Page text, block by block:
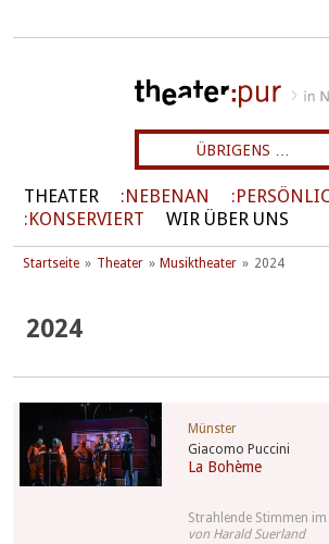
ÜBRIGENS …
THEATER NEBENAN
KONSERVIERT
WIR ÜBER UNS
Startseite Theater Musiktheater 2024
2024
Giacomo Puccini
La Bohème
Münster
Strahlende Stimmen
von Harald Suerland